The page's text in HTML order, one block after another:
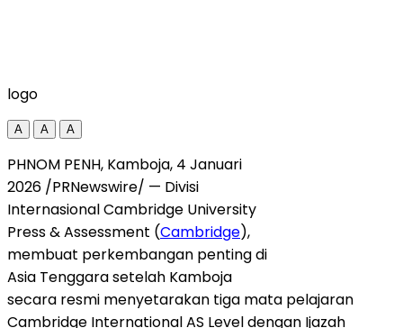
logo
A A A
PHNOM PENH, Kamboja, 4 Januari
2026 /PRNewswire/ — Divisi
InternasionalCambridge University
Press & Assessment (Cambridge),
membuat perkembangan penting di
Asia Tenggarasetelah Kamboja
secara resmi menyetarakan tiga mata pelajaran
Cambridge International AS Level dengan Ijazah